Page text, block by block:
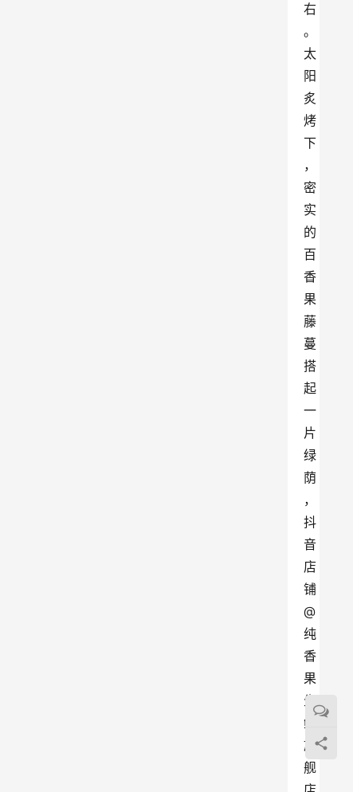
右
。
太
阳
炙
烤
下
，
密
实
的
百
香
果
藤
蔓
搭
起
一
片
绿
荫
，
抖
音
店
铺
@
纯
香
果
生
鲜
旗
舰